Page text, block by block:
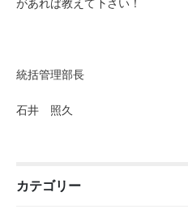
があれば教えて下さい！
統括管理部長
石井 照久
カテゴリー